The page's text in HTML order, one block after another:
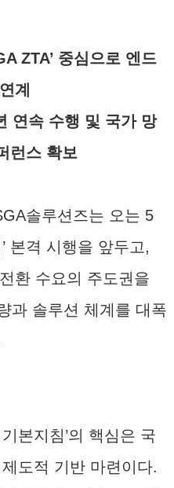
ZTA’ 중심으로 엔드
계
연속 수행 및 국가 망
런스 확보
솔루션즈는 오는 5
본격 시행을 앞두고,
환 수요의 주도권을
과 솔루션 체계를 대폭
본지침’의 핵심은 국
도적 기반 마련이다.